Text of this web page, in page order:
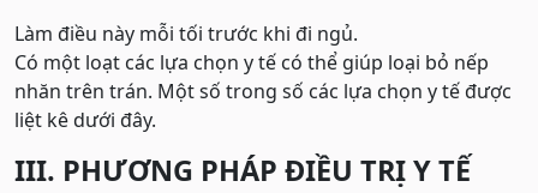
Làm điều này mỗi tối trước khi đi ngủ.
Có một loạt các lựa chọn y tế có thể giúp loại bỏ nếp
nhăn trên trán. Một số trong số các lựa chọn y tế được
liệt kê dưới đây.
III. PHƯƠNG PHÁP ĐIỀU TRỊ Y TẾ